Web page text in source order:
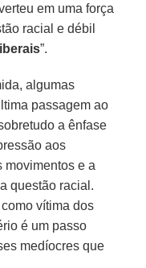
em uma força
racial e débil
”.
algumas
passagem ao
a ênfase
aos
movimentos e a
questão racial.
vítima dos
é um passo
medíocres que